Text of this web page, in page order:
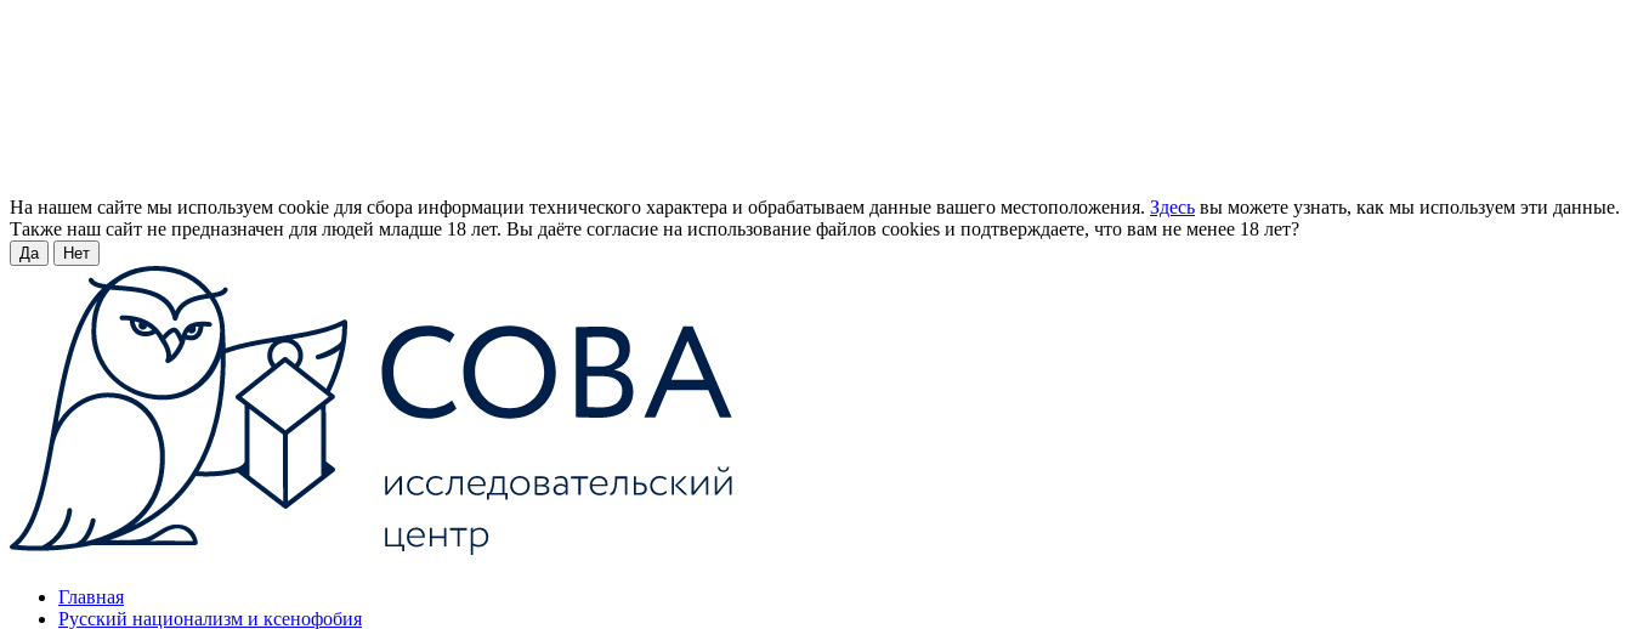
На нашем сайте мы используем cookie для сбора информации технического характера и обрабатываем данные вашего местоположения. Здесь вы можете узнать, как мы используем эти данные.
Также наш сайт не предназначен для людей младше 18 лет. Вы даёте согласие на использование файлов cookies и подтверждаете, что вам не менее 18 лет?
Да Нет
Главная
Русский национализм и ксенофобия